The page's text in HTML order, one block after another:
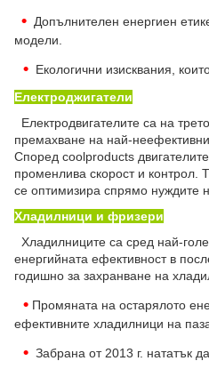
• Допълнителен енергиен
модели.
• Екологични изисквания,
Електроджигатели
Електродвигателите са на
премахване на най-
Според coolproducts
променлива скорост и контрол.
се оптимизира спрямо нуждите
Хладилници и фризери
Хладилниците са сред най-
енергийната ефективност в
годишно за захранване на
• Промяната на остарялото
ефективните хладилници на
• Забрана от 2013 г. нататък